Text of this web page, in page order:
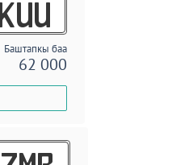
KUU
Баштапкы баа
62 000